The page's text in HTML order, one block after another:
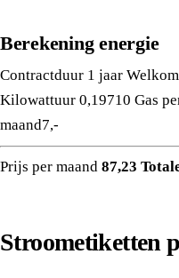
Berekening energie
Contractduur 1 jaar
Kilowattuur 0,19710 Gas
maand7,-
Prijs per maand 87,23
Stroometiketten